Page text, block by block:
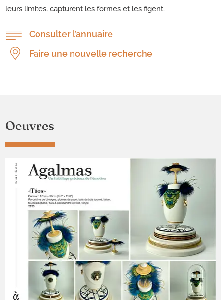
leurs limites, capturent les formes et les figent.
Consulter l’annuaire
Faire une nouvelle recherche
Oeuvres